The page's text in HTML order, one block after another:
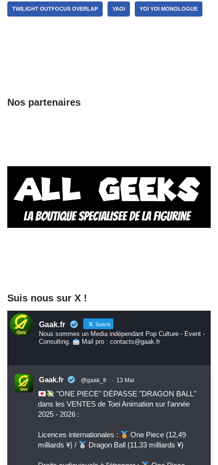
TWILIGHT OUTFOCUS OVERLAP YAOI YOI YOI MONOLOGUE
Nos partenaires
Suis nous sur X !
Gaak.fr Suivre
Nous sommes un Media indépendant Pop Culture - Event -
Consulting.
Mail pro : contacts@gaak.fr
Gaak.fr @gaak_fr · 13 Mai
"ONE PIECE" DÉPASSE "DRAGON BALL"
dans les VENTES de Toei Animation sur l'année
2025 - 2026 :
Licences internationales :
One Piece (12,49
milliards ¥) /
Dragon Ball (11,33 milliards ¥)